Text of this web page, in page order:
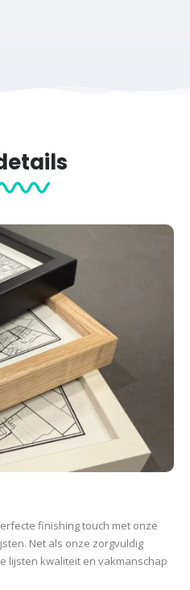
finishing touch met onze
Net als onze zorgvuldig
lijsten kwaliteit en vakmanschap